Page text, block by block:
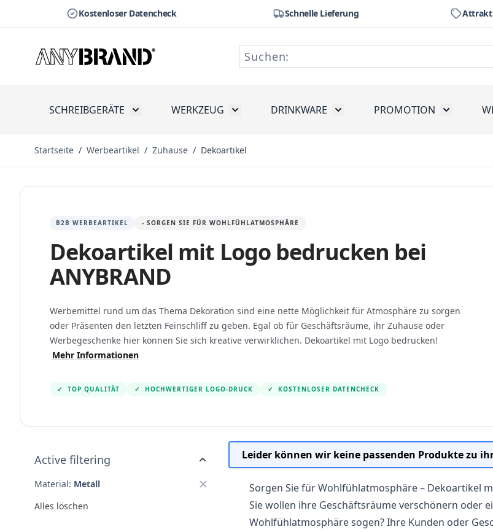
Kostenloser Datencheck Schnelle Lieferung
SCHREIBGERÄTE Toggle submenu for Schreibgeräte
WERKZEUG Toggle submenu for Werkzeug
DRINKWARE Toggle submenu for Drinkware
PROMOTION Toggle
Startseite / Werbeartikel / Zuhause / Dekoartikel
B2B WERBEARTIKEL - SORGEN SIE FÜR WOHLFÜHLATMOSPHÄRE
Dekoartikel mit Logo bedrucken bei
ANYBRAND
Werbemittel rund um das Thema Dekoration sind eine nette Möglichkeit für Atmosphäre zu sorgen
oder Präsenten den letzten Feinschliff zu geben. Egal ob für Geschäftsräume, ihr Zuhause oder
Werbegeschenke hier können Sie sich kreative verwirklichen. Dekoartikel mit Logo bedrucken!
Mehr Informationen
✓ TOP QUALITÄT ✓ HOCHWERTIGER LOGO-DRUCK ✓ KOSTENLOSER DATENCHECK
Active filtering
Material: Metall
Alles löschen
Leider können wir keine passenden Produkte zu
Sorgen Sie für Wohlfühlatmosphäre – Dekoartikel
Sie wollen ihre Geschäftsräume verschönern oder
Wohlfühlatmosphäre sogen? Ihre Kunden oder